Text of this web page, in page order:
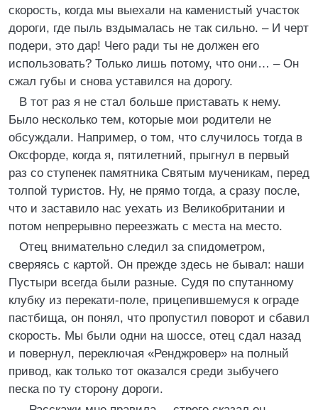
скорость, когда мы выехали на каменистый участок
дороги, где пыль вздымалась не так сильно. – И черт
подери, это дар! Чего ради ты не должен его
использовать? Только лишь потому, что они… – Он
сжал губы и снова уставился на дорогу.
В тот раз я не стал больше приставать к нему.
Было несколько тем, которые мои родители не
обсуждали. Например, о том, что случилось тогда в
Оксфорде, когда я, пятилетний, прыгнул в первый
раз со ступенек памятника Святым мученикам, перед
толпой туристов. Ну, не прямо тогда, а сразу после,
что и заставило нас уехать из Великобритании и
потом непрерывно переезжать с места на место.
Отец внимательно следил за спидометром,
сверяясь с картой. Он прежде здесь не бывал: наши
Пустыри всегда были разные. Судя по спутанному
клубку из перекати-поле, прицепившемуся к ограде
пастбища, он понял, что пропустил поворот и сбавил
скорость. Мы были одни на шоссе, отец сдал назад
и повернул, переключая «Ренджровер» на полный
привод, как только тот оказался среди зыбучего
песка по ту сторону дороги.